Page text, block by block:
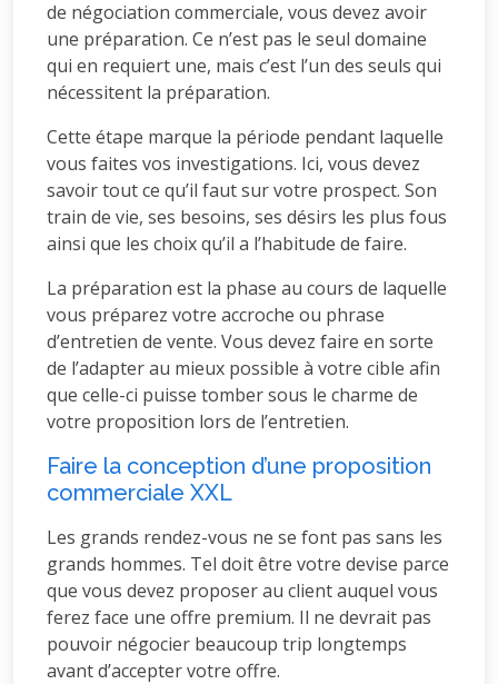
de négociation commerciale, vous devez avoir
une préparation. Ce n’est pas le seul domaine
qui en requiert une, mais c’est l’un des seuls qui
nécessitent la préparation.
Cette étape marque la période pendant laquelle
vous faites vos investigations. Ici, vous devez
savoir tout ce qu’il faut sur votre prospect. Son
train de vie, ses besoins, ses désirs les plus fous
ainsi que les choix qu’il a l’habitude de faire.
La préparation est la phase au cours de laquelle
vous préparez votre accroche ou phrase
d’entretien de vente. Vous devez faire en sorte
de l’adapter au mieux possible à votre cible afin
que celle-ci puisse tomber sous le charme de
votre proposition lors de l’entretien.
Faire la conception d’une proposition
commerciale XXL
Les grands rendez-vous ne se font pas sans les
grands hommes. Tel doit être votre devise parce
que vous devez proposer au client auquel vous
ferez face une offre premium. Il ne devrait pas
pouvoir négocier beaucoup trip longtemps
avant d’accepter votre offre.